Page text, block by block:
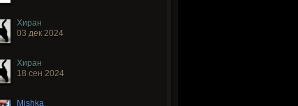
Хиран
03 дек 2024
Хиран
18 сен 2024
Mishka